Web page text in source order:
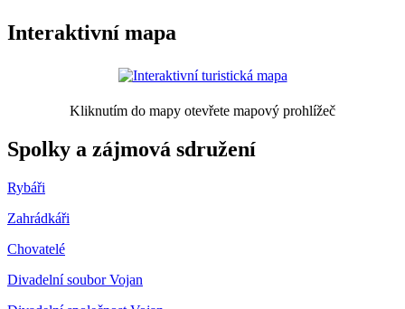
Interaktivní mapa
Kliknutím do mapy otevřete mapový prohlížeč
Spolky a zájmová sdružení
Rybáři
Zahrádkáři
Chovatelé
Divadelní soubor Vojan